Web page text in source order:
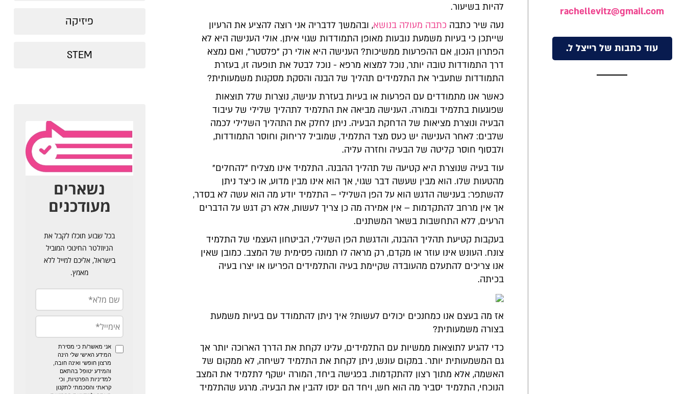
להיות בשיעור.
נעה שיר כתבה כתבה מעולה בנושא, ובהמשך לדבריה אני רוצה להציע את הרעיון
שייתכן כי בעיות משמעת נובעות מאופן התמודדות שגוי איתן. אולי הענישה היא לא
הפתרון הנכון, אם ההפרעות ממשיכות? הענישה היא אולי רק "פלסטר", ואם נמצא
דרך התמודדות טובה יותר, נוכל למצוא מרפא - נוכל לבטל את תופעה זו, בעזרת
התמודדות שתעביר את התלמידים תהליך של הבנה והסקת מסקנות משמעותית?
כאשר אנו מתמודדים עם הפרעות או בעיות בעזרת ענישה, נוצרות שלל תוצאות
שפוגעות בתלמיד ובמורה. הענישה מביאה את התלמיד לתהליך שלילי של עיבוד
הבעיה ונוצרת מציאות של הדחקת הבעיה. ניתן לחלק את התהליך השלילי לכמה
שלבים: לאחר הענישה יש כעס מצד התלמיד, שמוביל לריחוק וחוסר התמודדות,
ולבסוף חוסר קליטה של הבעיה וחזרה עליה.
עוד בעיה שנוצרת היא קטיעה של תהליך ההבנה. התלמיד אינו מצליח "להחלים"
מהטעות שלו. הוא מבין שעשה דבר שגוי, אך הוא אינו מבין מדוע, או כיצד ניתן
להשתפר: בענישה הדגש הוא על הפן השלילי – התלמיד יודע מה הוא עשה לא בסדר,
אך אין מרחב להתקדמות – אין אמירה מה כן צריך לעשות, אלא רק דגש על הדברים
הרעים, ללא התחשבות בשאר המשתנים.
בעקבות קטיעת תהליך ההבנה, והדגשת הפן השלילי, הביטחון העצמי של התלמיד
צונח. העונש אינו עוזר או מקדם, רק מראה לו תמונה פסימית של המצב. כמובן שאין
אנו צריכים להתעלם מהעובדה שקיימת בעיה והתלמידים הפריעו או יצרו בעיה
בכיתה.
אז מה בעצם אנו כמחנכים יכולים לעשות? איך ניתן להתמודד עם בעיות משמעת
בצורה משמעותית?
כדי להגיע לתוצאות ממשיות עם התלמידים, עלינו לקחת את הדרך הארוכה יותר אך
גם המשמעותית יותר. במקום עונש, ניתן לקחת את התלמיד לשיחה, לא ממקום של
האשמה, אלא מתוך רצון להתקדמות. בפגישה ביחד, המורה ישקף לתלמיד את המצב
הנוכחי, התלמיד יסביר מה הוא חש, ויחד הם ינסו להבין את הבעיה. מרגע שהתלמיד
rachellevitz@gmail.com
עוד כתבות של רייצל ל.
פיזיקה
STEM